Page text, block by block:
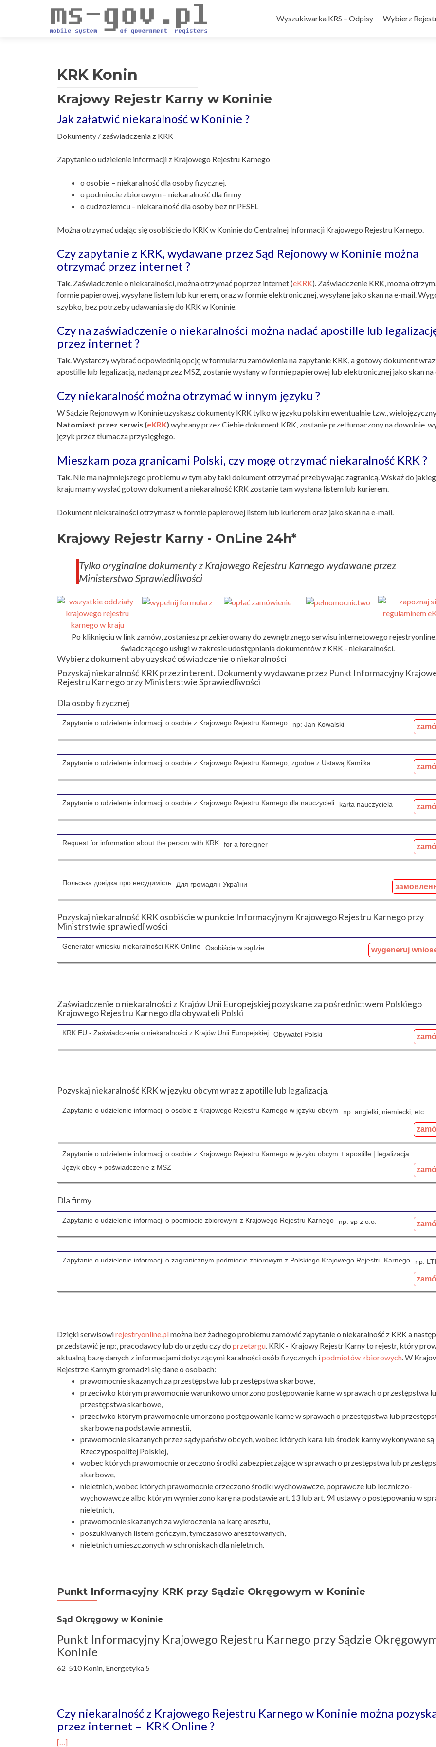
Wyszukiwarka KRS – Odpisy Wybierz
KRK Konin
Krajowy Rejestr Karny w Koninie
Jak załatwić niekaralność w Koninie ?
Dokumenty / zaświadczenia z KRK
Zapytanie o udzielenie informacji z Krajowego Rejestru Karnego
o osobie – niekaralność dla osoby fizycznej.
o podmiocie zbiorowym – niekaralność dla firmy
o cudzoziemcu – niekaralność dla osoby bez nr PESEL
Można otrzymać udając się osobiście do KRK w Koninie do Centralnej Informacji Krajowego Rejestru Karnego.
Czy zapytanie z KRK, wydawane przez Sąd Rejonowy w Koninie można
otrzymać przez internet ?
Tak. Zaświadczenie o niekaralności, można otrzymać poprzez internet (eKRK). Zaświadczenie KRK, można
formie papierowej, wysyłane listem lub kurierem, oraz w formie elektronicznej, wysyłane jako skan na e-mail.
szybko, bez potrzeby udawania się do KRK w Koninie.
Czy na zaświadczenie o niekaralności można nadać apostille lub
przez internet ?
Tak. Wystarczy wybrać odpowiednią opcję w formularzu zamówienia na zapytanie KRK, a gotowy dokument wraz
apostille lub legalizacją, nadaną przez MSZ, zostanie wysłany w formie papierowej lub elektronicznej jako skan na
Czy niekaralność można otrzymać w innym języku ?
W Sądzie Rejonowym w Koninie uzyskasz dokumenty KRK tylko w języku polskim ewentualnie tzw.,
Natomiast przez serwis (eKRK) wybrany przez Ciebie dokument KRK, zostanie przetłumaczony na dowolnie
język przez tłumacza przysięgłego.
Mieszkam poza granicami Polski, czy mogę otrzymać niekaralność KRK ?
Tak. Nie ma najmniejszego problemu w tym aby taki dokument otrzymać przebywając zagranicą. Wskaż do
kraju mamy wysłać gotowy dokument a niekaralność KRK zostanie tam wysłana listem lub kurierem.
Dokument niekaralności otrzymasz w formie papierowej listem lub kurierem oraz jako skan na e-mail.
Krajowy Rejestr Karny - OnLine 24h*
Tylko oryginalne dokumenty z Krajowego Rejestru Karnego wydawane przez
Ministerstwo Sprawiedliwości
Po kliknięciu w link zamów, zostaniesz przekierowany do zewnętrznego serwisu internetowego
świadczącego usługi w zakresie udostępniania dokumentów z KRK - niekaralności.
Wybierz dokument aby uzyskać oświadczenie o niekaralności
Pozyskaj niekaralność KRK przez interent. Dokumenty wydawane przez Punkt Informacyjny
Rejestru Karnego przy Ministerstwie Sprawiedliwości
Dla osoby fizycznej
Zapytanie o udzielenie informacji o osobie z Krajowego Rejestru Karnego np: Jan Kowalski
Zapytanie o udzielenie informacji o osobie z Krajowego Rejestru Karnego, zgodne z Ustawą Kamilka
Zapytanie o udzielenie informacji o osobie z Krajowego Rejestru Karnego dla nauczycieli karta nauczyciela
Request for information about the person with KRK for a foreigner
Польська довідка про несудимість Для громадян України
Pozyskaj niekaralność KRK osobiście w punkcie Informacyjnym Krajowego Rejestru Karnego przy
Ministrstwie sprawiedliwości
Generator wniosku niekaralności KRK Online Osobiście w sądzie wygeneruj
Zaświadczenie o niekaralności z Krajów Unii Europejskiej pozyskane za pośrednictwem Polskiego
Krajowego Rejestru Karnego dla obywateli Polski
KRK EU - Zaświadczenie o niekaralności z Krajów Unii Europejskiej Obywatel Polski
Pozyskaj niekaralność KRK w języku obcym wraz z apotille lub legalizacją.
Zapytanie o udzielenie informacji o osobie z Krajowego Rejestru Karnego w języku obcym np: angielki, niemiecki, etc
Zapytanie o udzielenie informacji o osobie z Krajowego Rejestru Karnego w języku obcym + apostille | legalizacja
Język obcy + poświadczenie z MSZ
Dla firmy
Zapytanie o udzielenie informacji o podmiocie zbiorowym z Krajowego Rejestru Karnego np: sp z o.o.
Zapytanie o udzielenie informacji o zagranicznym podmiocie zbiorowym z Polskiego Krajowego Rejestru Karnego np:
Dzięki serwisowirejestryonline.plmożna bez żadnego problemu zamówić zapytanie o niekaralność z KRK a
przedstawić je np:, pracodawcy lub do urzędu czy do przetargu. KRK - Krajowy Rejestr Karny to rejestr, który
aktualną bazę danych z informacjami dotyczącymi karalności osób fizycznych ipodmiotów zbiorowych. W
Rejestrze Karnym gromadzi się dane o osobach:
prawomocnie skazanych za przestępstwa lub przestępstwa skarbowe,
przeciwko którym prawomocnie warunkowo umorzono postępowanie karne w sprawach o przestępstwa
przestępstwa skarbowe,
przeciwko którym prawomocnie umorzono postępowanie karne w sprawach o przestępstwa lub
skarbowe na podstawie amnestii,
prawomocnie skazanych przez sądy państw obcych, wobec których kara lub środek karny wykonywane są
Rzeczypospolitej Polskiej,
wobec których prawomocnie orzeczono środki zabezpieczające w sprawach o przestępstwa lub
skarbowe,
nieletnich, wobec których prawomocnie orzeczono środki wychowawcze, poprawcze lub leczniczo-
wychowawcze albo którym wymierzono karę na podstawie art. 13 lub art. 94 ustawy o postępowaniu w
nieletnich,
prawomocnie skazanych za wykroczenia na karę aresztu,
poszukiwanych listem gończym, tymczasowo aresztowanych,
nieletnich umieszczonych w schroniskach dla nieletnich.
Punkt Informacyjny KRK przy Sądzie Okręgowym w Koninie
Sąd Okręgowy w Koninie
Punkt Informacyjny Krajowego Rejestru Karnego przy Sądzie
Koninie
62-510 Konin, Energetyka 5
Czy niekaralność z Krajowego Rejestru Karnego w Koninie można
przez internet – KRK Online ?
[…]